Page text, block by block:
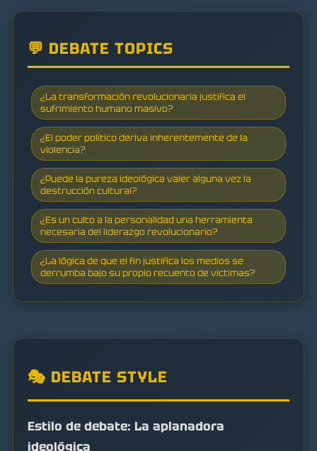
💬 DEBATE TOPICS
¿La transformación revolucionaria justifica el
sufrimiento humano masivo?
¿El poder político deriva inherentemente de la
violencia?
¿Puede la pureza ideológica valer alguna vez la
destrucción cultural?
¿Es un culto a la personalidad una herramienta
necesaria del liderazgo revolucionario?
¿La lógica de que el fin justifica los medios se
derrumba bajo su propio recuento de víctimas?
🎭 DEBATE STYLE
Estilo de debate: La aplanadora
ideológica